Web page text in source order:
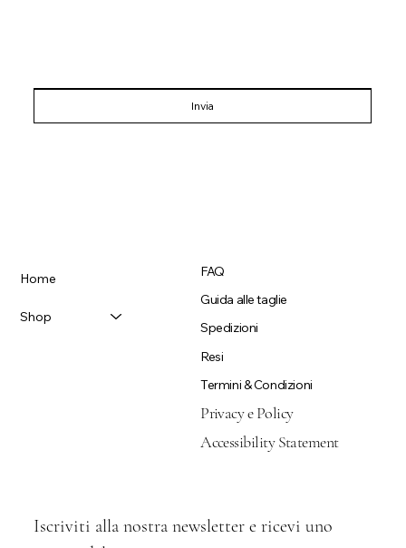
Home
Shop
FAQ
Guida alle taglie
Spedizioni
Resi
Termini & Condizioni
Privacy e Policy
Accessibility Statement
Invia
Iscriviti alla nostra newsletter e ricevi uno